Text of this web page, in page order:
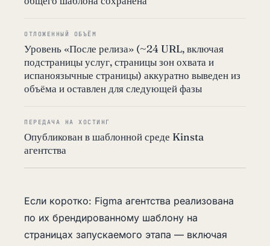
ОТЛОЖЕННЫЙ ОБЪЁМ
Уровень «После релиза» (~24 URL, включая
подстраницы услуг, страницы зон охвата и
испаноязычные страницы) аккуратно выведен из
объёма и оставлен для следующей фазы
ПЕРЕДАЧА НА ХОСТИНГ
Опубликован в шаблонной среде Kinsta
агентства
Если коротко: Figma агентства реализована
по их брендированному шаблону на
страницах запускаемого этапа — включая